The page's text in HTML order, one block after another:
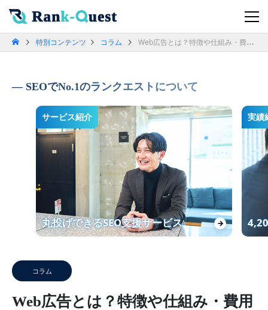
特別コンテンツ コラム Web広告とは？特徴や仕組み・費用について分かりやすく解説
SEOでNo.1のランクエストについて
サービス紹介
丸投げできるSEO支援サービス →
実績
コラム
Web広告とは？特徴や仕組み・費用